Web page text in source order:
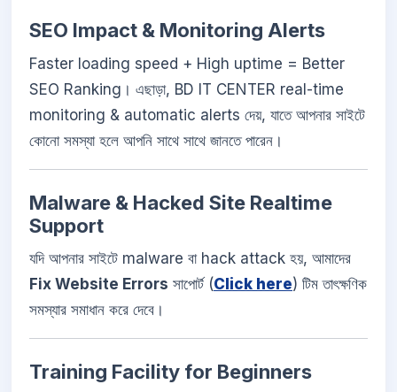
SEO Impact & Monitoring Alerts
Faster loading speed + High uptime = Better
SEO Ranking। এছাড়া, BD IT CENTER real-time
monitoring & automatic alerts দেয়, যাতে আপনার সাইটে
কোনো সমস্যা হলে আপনি সাথে সাথে জানতে পারেন।
Malware & Hacked Site Realtime
Support
যদি আপনার সাইটে malware বা hack attack হয়, আমাদের
Fix Website Errors সাপোর্ট (Click here) টিম তাৎক্ষণিক
সমস্যার সমাধান করে দেবে।
Training Facility for Beginners